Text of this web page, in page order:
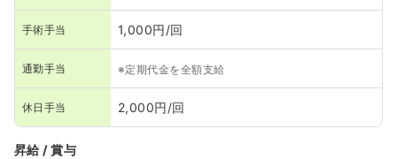
手術手当 1,000円/回
通勤手当 ※定期代金を全額支給
休日手当 2,000円/回
昇給 / 賞与